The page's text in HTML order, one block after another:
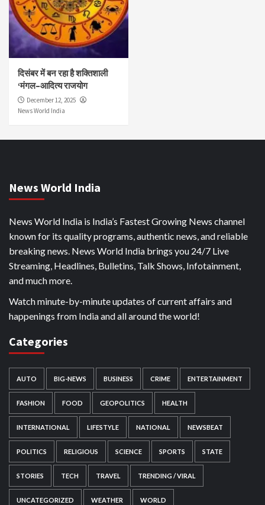
दिसंबर में बन रहा है शक्तिशाली
‘मंगल–आदित्य राजयोग
December 12, 2025
News World India
News World India
News World India is India’s Fastest Growing News channel
known for its quality programs, authentic news, and reliable
breaking news. News World India brings you 24/7 Live
Streaming, Headlines, Bulletins, Talk Shows, Infotainment,
and much more.
Watch minute-by-minute updates of current affairs and
happenings from India and all around the world!
Categories
AUTO BIG-NEWS BUSINESS CRIME ENTERTAINMENT
FASHION FOOD GEOPOLITICS HEALTH
INTERNATIONAL LIFESTYLE NATIONAL NEWSBEAT
POLITICS RELIGIOUS SCIENCE SPORTS STATE
STORIES TECH TRAVEL TRENDING / VIRAL
UNCATEGORIZED WEATHER WORLD